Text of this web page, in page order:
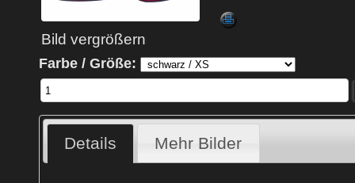
Bild vergrößern
Farbe / Größe:
Details Mehr Bilder